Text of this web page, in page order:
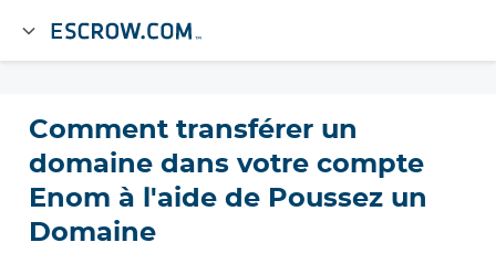
Comment transférer un
domaine dans votre compte
Enom à l'aide de Poussez un
Domaine